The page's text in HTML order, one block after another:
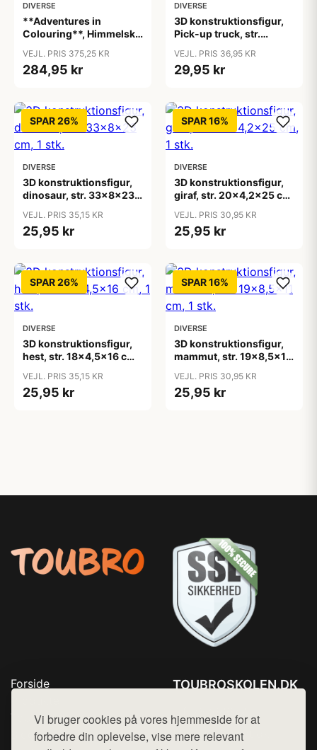
Vi bruger cookies på vores hjemmeside for at
forbedre din oplevelse, vise mere relevant
DIVERSE
**Adventures in
Colouring**, Himmelske
pk.
VEJL. PRIS 375,25 KR
284,95 kr
DIVERSE
3D konstruktionsfigur,
Pick-up truck, str.
VEJL. PRIS 36,95 KR
29,95 kr
SPAR 26%
DIVERSE
3D konstruktionsfigur,
dinosaur, str. 33x8x23
VEJL. PRIS 35,15 KR
25,95 kr
SPAR 16%
DIVERSE
3D konstruktionsfigur,
giraf, str. 20x4,2x25 cm,
VEJL. PRIS 30,95 KR
25,95 kr
SPAR 26%
DIVERSE
3D konstruktionsfigur,
hest, str. 18x4,5x16 cm,
VEJL. PRIS 35,15 KR
25,95 kr
SPAR 16%
DIVERSE
3D konstruktionsfigur,
mammut, str. 19x8,5x11
VEJL. PRIS 30,95 KR
25,95 kr
Forside
Top Rabatter
Blog
TOUBROSKOLEN.DK
Mail: hej@want.dk